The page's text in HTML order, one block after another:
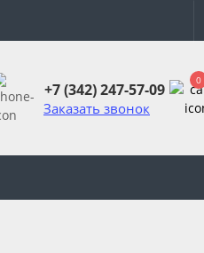
+7 (342) 247-57-09
Заказать звонок
0